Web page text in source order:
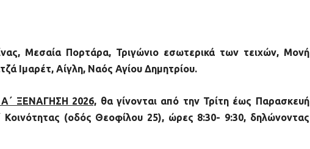
Μεσαία Πορτάρα, Τριγώνιο εσωτερικά των τειχών, Μονή
Ιμαρέτ, Αίγλη, Ναός Αγίου Δημητρίου.
Α΄ ΞΕΝΑΓΗΣΗ 2026, θα γίνονται από την Τρίτη έως Παρασκευή
(οδός Θεοφίλου 25), ώρες 8:30- 9:30, δηλώνοντας